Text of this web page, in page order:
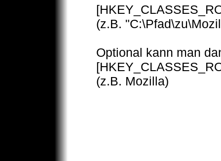
(z.B.
Optional kann man
(z.B. Mozilla)